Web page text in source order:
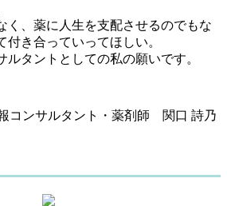
く、薬に人生を支配させるのでもな
付き合っていってほしい。
ルタントとしての私の願いです。
コンサルタント・薬剤師 関口 詩乃